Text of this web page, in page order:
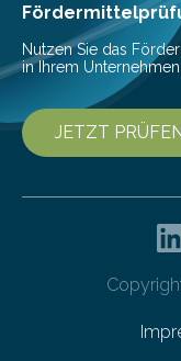
besser dämpft.
von 20…
Nutzen Sie das
in Ihrem
JETZT PRÜFEN